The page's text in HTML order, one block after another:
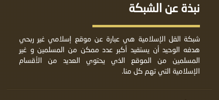
نبذة عن الشبكة
شبكة القل الإسلامية هي عبارة عن موقع إسلامي غير ربحي
هدفه الوحيد أن يستفيد أكبر عدد ممكن من المسلمين و غير
المسلمين من الموقع الذي يحتوي العديد من الأقسام
الإسلامية التي تهم كل منا.